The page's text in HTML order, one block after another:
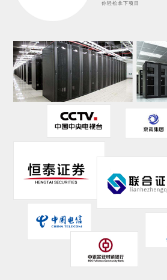
你轻松拿下项目